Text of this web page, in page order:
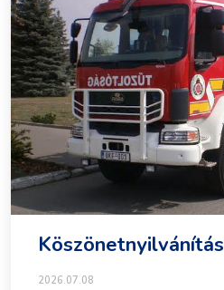
Köszönetnyilvánítás
2026.07.08